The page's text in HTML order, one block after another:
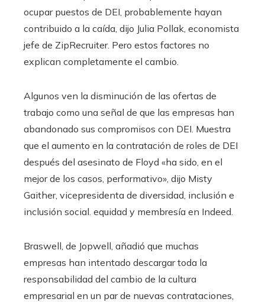
ocupar puestos de DEI, probablemente hayan
contribuido a la caída, dijo Julia Pollak, economista
jefe de ZipRecruiter. Pero estos factores no
explican completamente el cambio.
Algunos ven la disminución de las ofertas de
trabajo como una señal de que las empresas han
abandonado sus compromisos con DEI. Muestra
que el aumento en la contratación de roles de DEI
después del asesinato de Floyd «ha sido, en el
mejor de los casos, performativo», dijo Misty
Gaither, vicepresidenta de diversidad, inclusión e
inclusión social. equidad y membresía en Indeed.
Braswell, de Jopwell, añadió que muchas
empresas han intentado descargar toda la
responsabilidad del cambio de la cultura
empresarial en un par de nuevas contrataciones,